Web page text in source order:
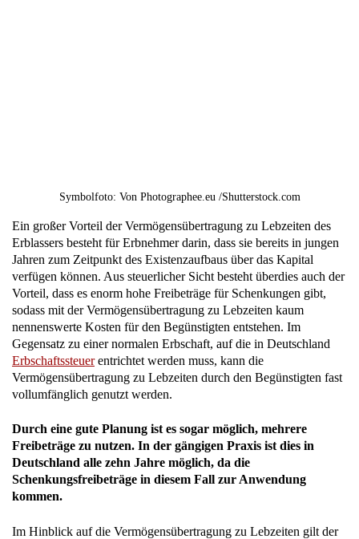
Symbolfoto: Von Photographee.eu /Shutterstock.com
Ein großer Vorteil der Vermögensübertragung zu Lebzeiten des
Erblassers besteht für Erbnehmer darin, dass sie bereits in jungen
Jahren zum Zeitpunkt des Existenzaufbaus über das Kapital
verfügen können. Aus steuerlicher Sicht besteht überdies auch der
Vorteil, dass es enorm hohe Freibeträge für Schenkungen gibt,
sodass mit der Vermögensübertragung zu Lebzeiten kaum
nennenswerte Kosten für den Begünstigten entstehen. Im
Gegensatz zu einer normalen Erbschaft, auf die in Deutschland
Erbschaftssteuerentrichtet werden muss, kann die
Vermögensübertragung zu Lebzeiten durch den Begünstigten fast
vollumfänglich genutzt werden.
Durch eine gute Planung ist es sogar möglich, mehrere
Freibeträge zu nutzen. In der gängigen Praxis ist dies in
Deutschland alle zehn Jahre möglich, da die
Schenkungsfreibeträge in diesem Fall zur Anwendung
kommen.
Im Hinblick auf die Vermögensübertragung zu Lebzeiten gilt der